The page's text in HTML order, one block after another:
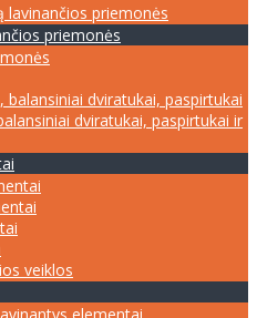
lavinančios priemonės
priemonės
balansiniai dviratukai, paspirtukai
dviratukai, paspirtukai ir
veiklos
elementai